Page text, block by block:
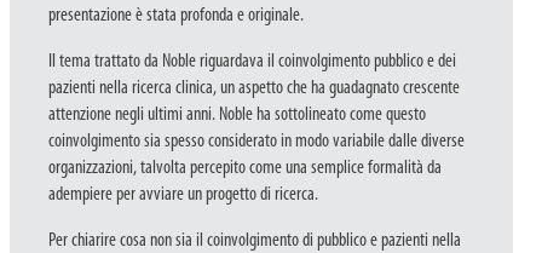
presentazione è stata profonda e originale.
Il tema trattato da Noble riguardava il coinvolgimento pubblico e dei
pazienti nella ricerca clinica, un aspetto che ha guadagnato crescente
attenzione negli ultimi anni. Noble ha sottolineato come questo
coinvolgimento sia spesso considerato in modo variabile dalle diverse
organizzazioni, talvolta percepito come una semplice formalità da
adempiere per avviare un progetto di ricerca.
Per chiarire cosa non sia il coinvolgimento di pubblico e pazienti nella